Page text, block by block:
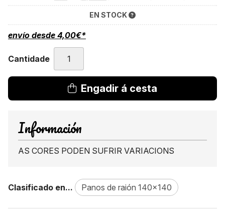
EN STOCK
envío desde 4,00€*
Cantidade
Engadir á cesta
Información
AS CORES PODEN SUFRIR VARIACIONS
Clasificado en... Panos de raión 140x140